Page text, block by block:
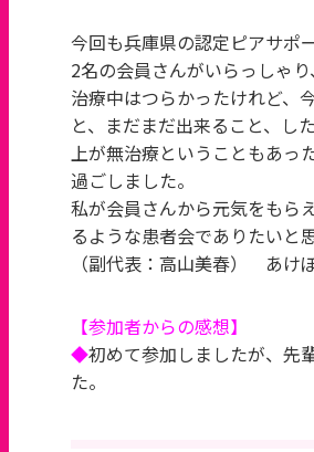
今回も兵庫県の認定ピアサポ
2名の会員さんがいらっしゃ
治療中はつらかったけれど、
と、まだまだ出来ること、し
上が無治療ということもあっ
過ごしました。
私が会員さんから元気をもら
るような患者会でありたいと
（副代表：高山美春） あけ
【参加者からの感想】
◆初めて参加しましたが、先
た。